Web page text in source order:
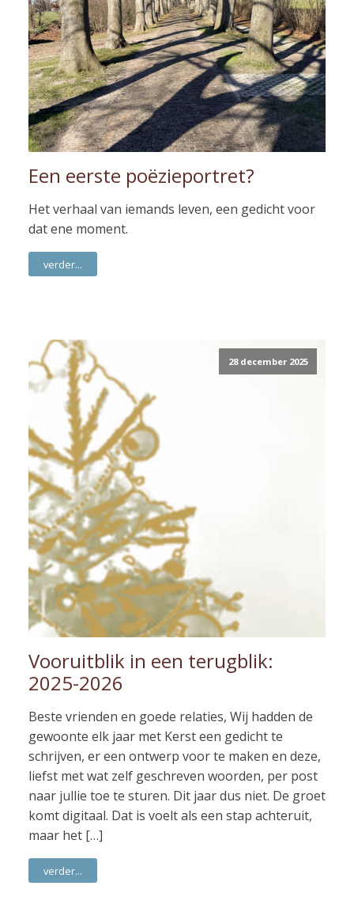
Een eerste poëzieportret?
Het verhaal van iemands leven, een gedicht voor
dat ene moment.
verder...
28 december 2025
Vooruitblik in een terugblik:
2025-2026
Beste vrienden en goede relaties, Wij hadden de
gewoonte elk jaar met Kerst een gedicht te
schrijven, er een ontwerp voor te maken en deze,
liefst met wat zelf geschreven woorden, per post
naar jullie toe te sturen. Dit jaar dus niet. De groet
komt digitaal. Dat is voelt als een stap achteruit,
maar het […]
verder...